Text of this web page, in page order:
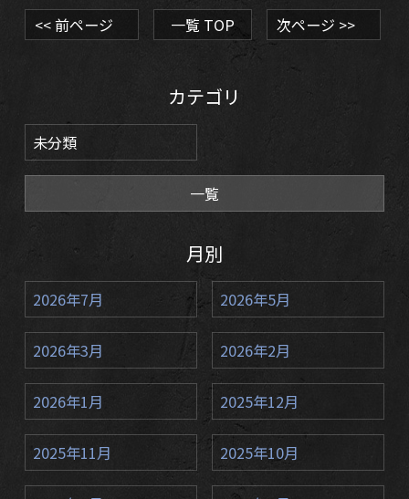
<< 前ページ 一覧 TOP 次ページ >>
カテゴリ
未分類
一覧
月別
2026年7月 2026年5月
2026年3月 2026年2月
2026年1月 2025年12月
2025年11月 2025年10月